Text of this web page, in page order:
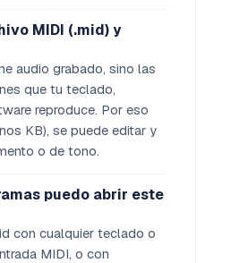
MIDI (.mid) y
audio grabado, sino las
que tu teclado,
reproduce. Por eso
KB), se puede editar y
o de tono.
puedo abrir este
con cualquier teclado o
MIDI, o con